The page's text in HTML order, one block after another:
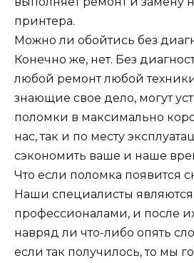
принтера.
Можно ли обойтись без
Конечно же, нет. Без
любой ремонт любой
знающие свое дело, могут
поломки в максимально
нас, так и по месту
сэкономить ваше и наше
Что если поломка появится
Наши специалисты являются
профессионалами, и после
навряд ли что-либо опять
если так получилось, то мы